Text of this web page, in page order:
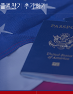
즐겨찾기 추가하기